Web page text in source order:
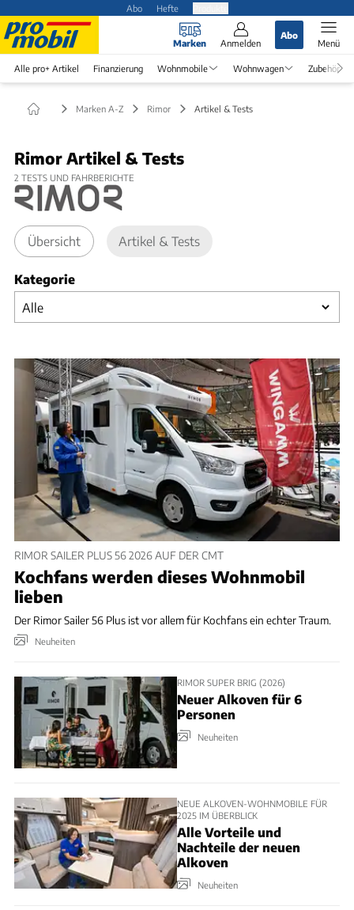
Abo Hefte
Marken Anmelden
Abo
Menü
Alle pro+ Artikel Finanzierung Wohnmobile Wohnwagen Zubehör
Marken A-Z Rimor Artikel & Tests
Rimor Artikel & Tests
2 TESTS UND FAHRBERICHTE
Übersicht Artikel & Tests
Kategorie
RIMOR SAILER PLUS 56 2026 AUF DER CMT
Kochfans werden dieses Wohnmobil
lieben
Der Rimor Sailer 56 Plus ist vor allem für Kochfans ein echter Traum.
Neuheiten
RIMOR SUPER BRIG (2026)
Neuer Alkoven für 6
Personen
Neuheiten
NEUE ALKOVEN-WOHNMOBILE FÜR
2025 IM ÜBERBLICK
Alle Vorteile und
Nachteile der neuen
Alkoven
Neuheiten